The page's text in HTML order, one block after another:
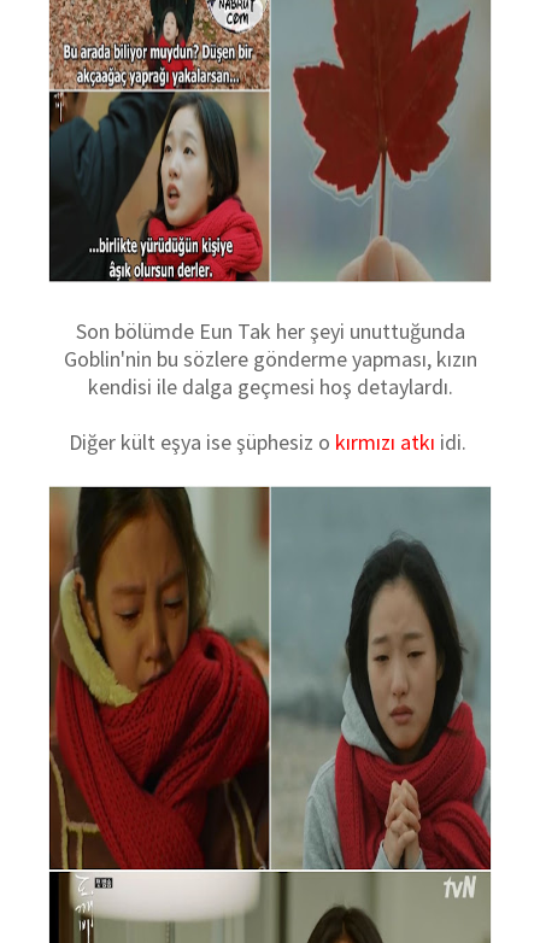
Son bölümde Eun Tak her şeyi unuttuğunda
Goblin'nin bu sözlere gönderme yapması, kızın
kendisi ile dalga geçmesi hoş detaylardı.
Diğer kült eşya ise şüphesiz o kırmızı atkı idi.